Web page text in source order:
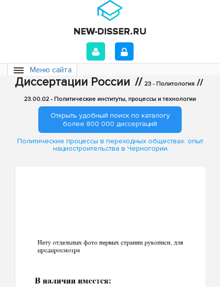
Меню сайта
Диссертации России // 23 - Политология //
23.00.02 - Политические институты, процессы и технологии
Открыть удобный поиск по каталогу
более 800 000 диссертаций
Политические процессы в переходных обществах: опыт
нациостроительства в Черногории